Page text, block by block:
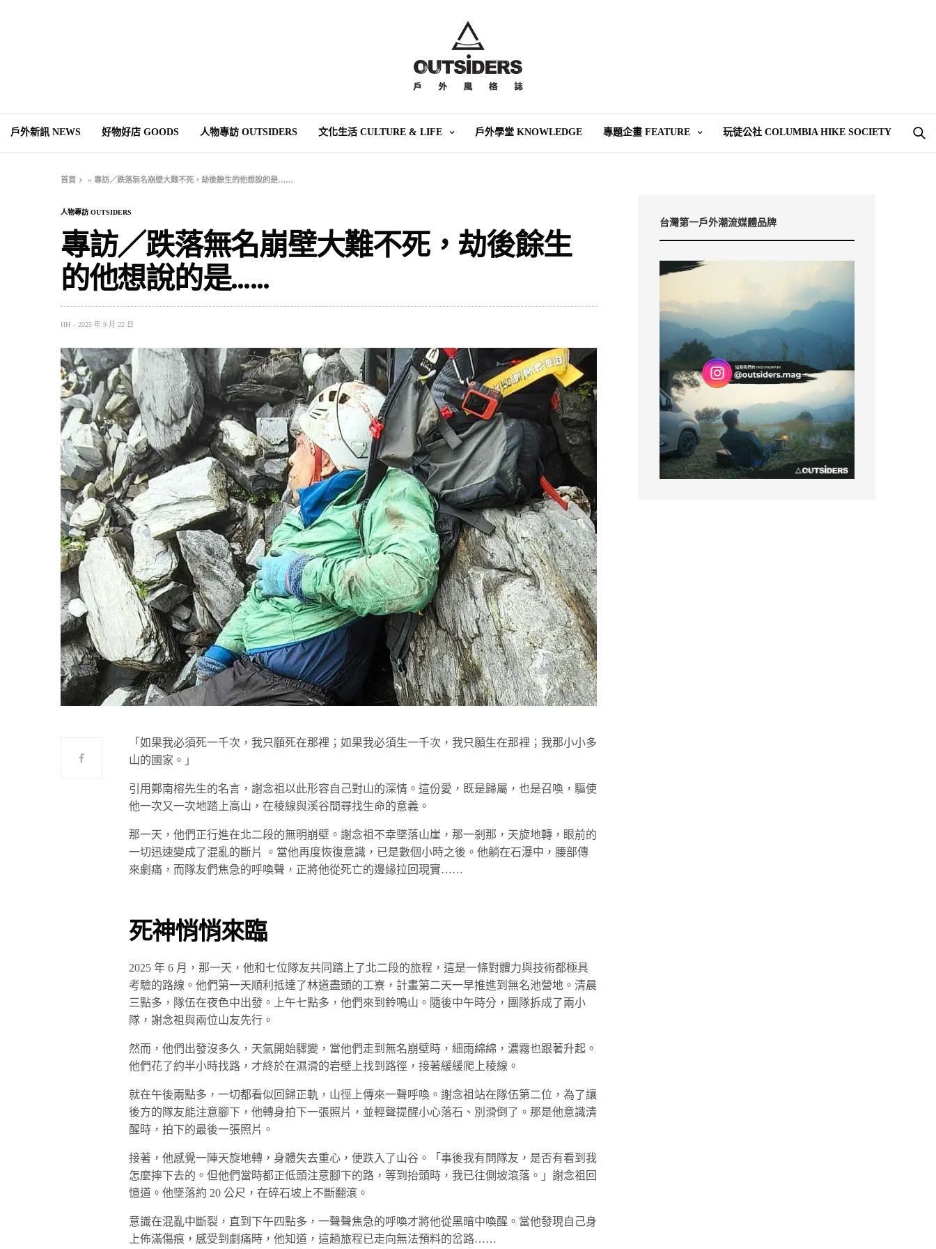
戶外新訊 NEWS 好物好店 GOODS 人物專訪 OUTSIDERS 文化生活 CULTURE & LIFE 戶外學堂 KNOWLEDGE 專題企畫 FEATURE 玩徒公社 COLUMBIA HIKE SOCIETY
首頁 »專訪／跌落無名崩壁大難不死，劫後餘生的他想說的是……
人物專訪 OUTSIDERS
專訪／跌落無名崩壁大難不死，劫後餘生
的他想說的是……
HH 2025 年 9 月 22 日
「如果我必須死一千次，我只願死在那裡；如果我必須生一千次，我只願生在那裡；我那小小多
山的國家。」
引用鄭南榕先生的名言，謝念祖以此形容自己對山的深情。這份愛，既是歸屬，也是召喚，驅使
他一次又一次地踏上高山，在稜線與溪谷間尋找生命的意義。
那一天，他們正行進在北二段的無明崩壁。謝念祖不幸墜落山崖，那一剎那，天旋地轉，眼前的
一切迅速變成了混亂的斷片 。當他再度恢復意識，已是數個小時之後。他躺在石瀑中，腰部傳
來劇痛，而隊友們焦急的呼喚聲，正將他從死亡的邊緣拉回現實……
死神悄悄來臨
2025 年 6 月，那一天，他和七位隊友共同踏上了北二段的旅程，這是一條對體力與技術都極具
考驗的路線。他們第一天順利抵達了林道盡頭的工寮，計畫第二天一早推進到無名池營地。清晨
三點多，隊伍在夜色中出發。上午七點多，他們來到鈴鳴山。隨後中午時分，團隊拆成了兩小
隊，謝念祖與兩位山友先行。
然而，他們出發沒多久，天氣開始驟變，當他們走到無名崩壁時，細雨綿綿，濃霧也跟著升起。
他們花了約半小時找路，才終於在濕滑的岩壁上找到路徑，接著緩緩爬上稜線。
就在午後兩點多，一切都看似回歸正軌，山徑上傳來一聲呼喚。謝念祖站在隊伍第二位，為了讓
後方的隊友能注意腳下，他轉身拍下一張照片，並輕聲提醒小心落石、別滑倒了。那是他意識清
醒時，拍下的最後一張照片。
接著，他感覺一陣天旋地轉，身體失去重心，便跌入了山谷。「事後我有問隊友，是否有看到我
怎麼摔下去的。但他們當時都正低頭注意腳下的路，等到抬頭時，我已往側坡滾落。」謝念祖回
憶道。他墜落約 20 公尺，在碎石坡上不斷翻滾。
意識在混亂中斷裂，直到下午四點多，一聲聲焦急的呼喚才將他從黑暗中喚醒。當他發現自己身
上佈滿傷痕，感受到劇痛時，他知道，這趟旅程已走向無法預料的岔路……
台灣第一戶外潮流媒體品牌